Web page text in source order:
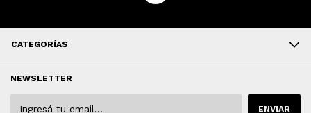
CATEGORÍAS
NEWSLETTER